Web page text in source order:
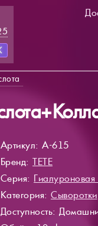
Артикул: A-615
Бренд: TETE
Серия: Гиалуроновая
Категория: Сыворотки
Доступность: